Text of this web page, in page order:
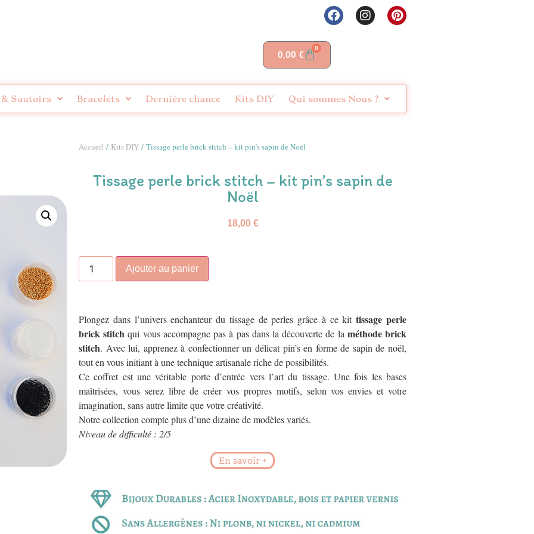
0,00 €
0
Sautoirs Bracelets Dernière chance Kits DIY Qui sommes Nous ?
Accueil / Kits DIY / Tissage perle brick stitch – kit pin’s sapin de Noël
Tissage perle brick stitch – kit pin’s sapin de
Noël
18,00 €
Ajouter au panier
Plongez dans l’univers enchanteur du tissage de perles grâce à ce kittissage perle
brick stitch qui vous accompagne pas à pas dans la découverte de la méthode brick
stitch. Avec lui, apprenez à confectionner un délicat pin’s en forme de sapin de noël,
tout en vous initiant à une technique artisanale riche de possibilités.
Ce coffret est une véritable porte d’entrée vers l’art du tissage. Une fois les bases
maîtrisées, vous serez libre de créer vos propres motifs, selon vos envies et votre
imagination, sans autre limite que votre créativité.
Notre collection compte plus d’une dizaine de modèles variés.
Niveau de difficulté : 2/5
En savoir +